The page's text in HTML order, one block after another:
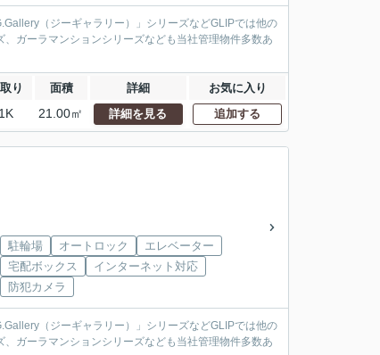
（ジーギャラリー）」シリーズなどGLIPでは他の
ガーラマンションシリーズなども当社管理物件多数あ
り 面積 詳細 お気に入り
1K 21.00㎡ 詳細を見る 追加する
駐輪場 オートロック
エレベーター
宅配ボックス
インターネット対応
防犯カメラ
（ジーギャラリー）」シリーズなどGLIPでは他の
ガーラマンションシリーズなども当社管理物件多数あ